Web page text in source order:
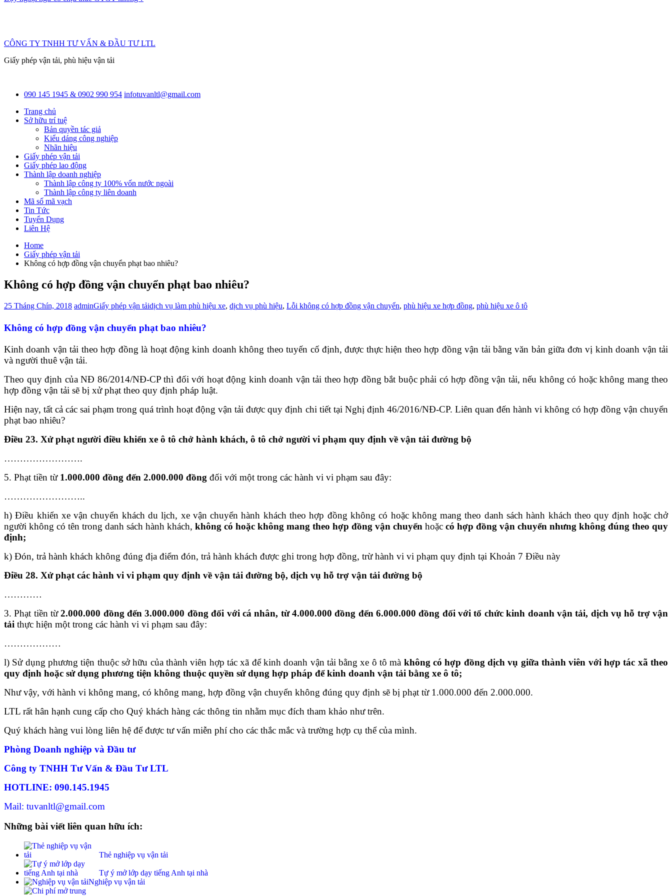
CÔNG TY TNHH TƯ VẤN & ĐẦU TƯ LTL
Giấy phép vận tải, phù hiệu vận tải
090 145 1945 & 0902 990 954 infotuvanltl@gmail.com
Trang chủ
Sở hữu trí tuệ
Bản quyền tác giả
Kiểu dáng công nghiệp
Nhãn hiệu
Giấy phép vận tải
Giấy phép lao động
Thành lập doanh nghiệp
Thành lập công ty 100% vốn nước ngoài
Thành lập công ty liên doanh
Mã số mã vạch
Tin Tức
Tuyển Dụng
Liên Hệ
Home
Giấy phép vận tải
Không có hợp đồng vận chuyển phạt bao nhiêu?
Không có hợp đồng vận chuyển phạt bao nhiêu?
25 Tháng Chín, 2018 adminGiấy phép vận tảidịch vụ làm phù hiệu xe, dịch vụ phù hiệu, Lỗi không có hợp đồng vận chuyển, phù hiệu xe hợp đồng, phù hiệu xe ô tô
Không có hợp đồng vận chuyển phạt bao nhiêu?
Kinh doanh vận tải theo hợp đồng là hoạt động kinh doanh không theo tuyến cố định, được thực hiện theo hợp đồng vận tải bằng văn bản giữa đơn vị kinh doanh vận tải
và người thuê vận tải.
Theo quy định của NĐ 86/2014/NĐ-CP thì đối với hoạt động kinh doanh vận tải theo hợp đồng bắt buộc phải có hợp đồng vận tải, nếu không có hoặc không mang theo
hợp đồng vận tải sẽ bị xử phạt theo quy định pháp luật.
Hiện nay, tất cả các sai phạm trong quá trình hoạt động vận tải được quy định chi tiết tại Nghị định 46/2016/NĐ-CP. Liên quan đến hành vi không có hợp đồng vận chuyển
phạt bao nhiêu?
Điều 23. Xử phạt người điều khiển xe ô tô chở hành khách, ô tô chở người vi phạm quy định về vận tải đường bộ
…………………….
5. Phạt tiền từ 1.000.000 đồng đến 2.000.000 đồng đối với một trong các hành vi vi phạm sau đây:
……………………..
h) Điều khiển xe vận chuyển khách du lịch, xe vận chuyển hành khách theo hợp đồng không có hoặc không mang theo danh sách hành khách theo quy định hoặc chở
người không có tên trong danh sách hành khách, không có hoặc không mang theo hợp đồng vận chuyển hoặc có hợp đồng vận chuyển nhưng không đúng theo quy
định;
k) Đón, trả hành khách không đúng địa điểm đón, trả hành khách được ghi trong hợp đồng, trừ hành vi vi phạm quy định tại Khoản 7 Điều này
Điều 28. Xử phạt các hành vi vi phạm quy định về vận tải đường bộ, dịch vụ hỗ trợ vận tải đường bộ
…………
3. Phạt tiền từ2.000.000 đồng đến 3.000.000 đồng đối với cá nhân, từ 4.000.000 đồng đến 6.000.000 đồng đối với tổ chức kinh doanh vận tải, dịch vụ hỗ trợ vận
tải thực hiện một trong các hành vi vi phạm sau đây:
………………
l) Sử dụng phương tiện thuộc sở hữu của thành viên hợp tác xã để kinh doanh vận tải bằng xe ô tô mà không có hợp đồng dịch vụ giữa thành viên với hợp tác xã theo
quy định hoặc sử dụng phương tiện không thuộc quyền sử dụng hợp pháp để kinh doanh vận tải bằng xe ô tô;
Như vậy, với hành vi không mang, có không mang, hợp đồng vận chuyển không đúng quy định sẽ bị phạt từ 1.000.000 đến 2.000.000.
LTL rất hân hạnh cung cấp cho Quý khách hàng các thông tin nhằm mục đích tham khảo như trên.
Quý khách hàng vui lòng liên hệ để được tư vấn miễn phí cho các thắc mắc và trường hợp cụ thể của mình.
Phòng Doanh nghiệp và Đầu tư
Công ty TNHH Tư Vấn & Đầu Tư LTL
HOTLINE: 090.145.1945
Mail: tuvanltl@gmail.com
Những bài viết liên quan hữu ích:
Thẻ nghiệp vụ vận tải
Tự ý mở lớp dạy tiếng Anh tại nhà
Nghiệp vụ vận tải